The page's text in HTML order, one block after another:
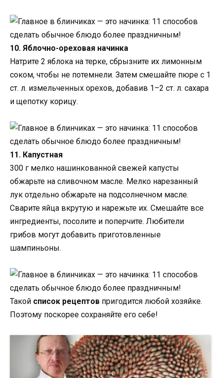
10. Яблочно-ореховая начинка
Натрите 2 яблока на терке, сбрызните их лимонным
соком, чтобы не потемнели. Затем смешайте пюре с 1
ст. л. измельченных орехов, добавив 1–2 ст. л. сахара
и щепотку корицу.
11. Капустная
300 г мелко нашинкованной свежей капусты
обжарьте на сливочном масле. Мелко нарезанный
лук отдельно обжарьте на подсолнечном масле.
Сварите яйца вкрутую и нарежьте их. Смешайте все
ингредиенты, посолите и поперчите. Любители
грибов могут добавить приготовленные
шампиньоны.
Такой список рецептов пригодится любой хозяйке.
Поэтому поскорее сохраняйте его себе!